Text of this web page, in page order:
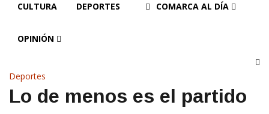
CULTURA DEPORTES COMARCA AL DÍA
OPINIÓN
Deportes
Lo de menos es el partido